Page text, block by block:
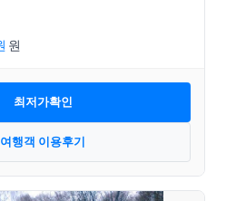
최저가확인
여행객 이용후기